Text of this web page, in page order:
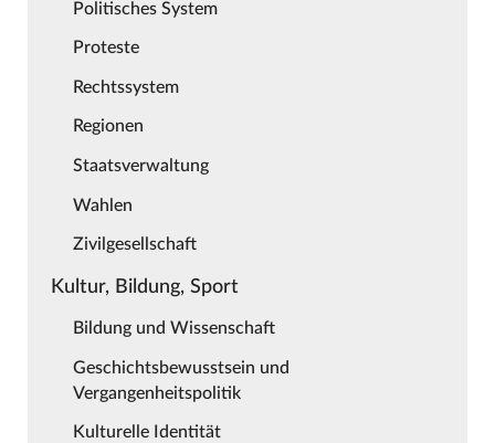
Politisches System
Proteste
Rechtssystem
Regionen
Staatsverwaltung
Wahlen
Zivilgesellschaft
Kultur, Bildung, Sport
Bildung und Wissenschaft
Geschichtsbewusstsein und
Vergangenheitspolitik
Kulturelle Identität